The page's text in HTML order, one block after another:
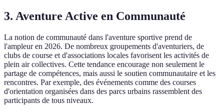
3. Aventure Active en Communauté
La notion de communauté dans l'aventure sportive prend de
l'ampleur en 2026. De nombreux groupements d'aventuriers, de
clubs de course et d'associations locales favorisent les activités de
plein air collectives. Cette tendance encourage non seulement le
partage de compétences, mais aussi le soutien communautaire et les
rencontres. Par exemple, des événements comme des courses
d'orientation organisées dans des parcs urbains rassemblent des
participants de tous niveaux.